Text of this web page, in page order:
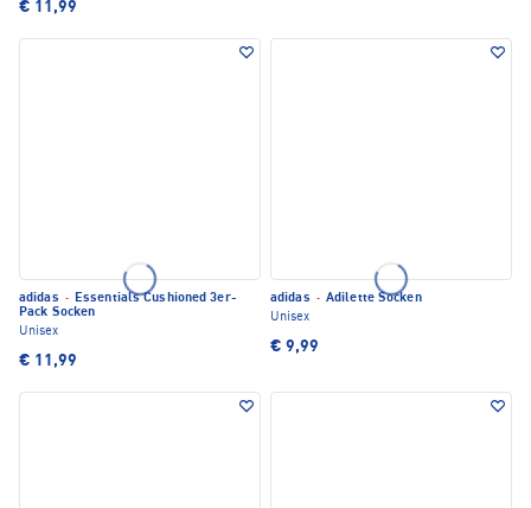
€ 11,99
adidas · Essentials Cushioned 3er-
Pack Socken
Unisex
€ 11,99
adidas · Adilette Socken
Unisex
€ 9,99